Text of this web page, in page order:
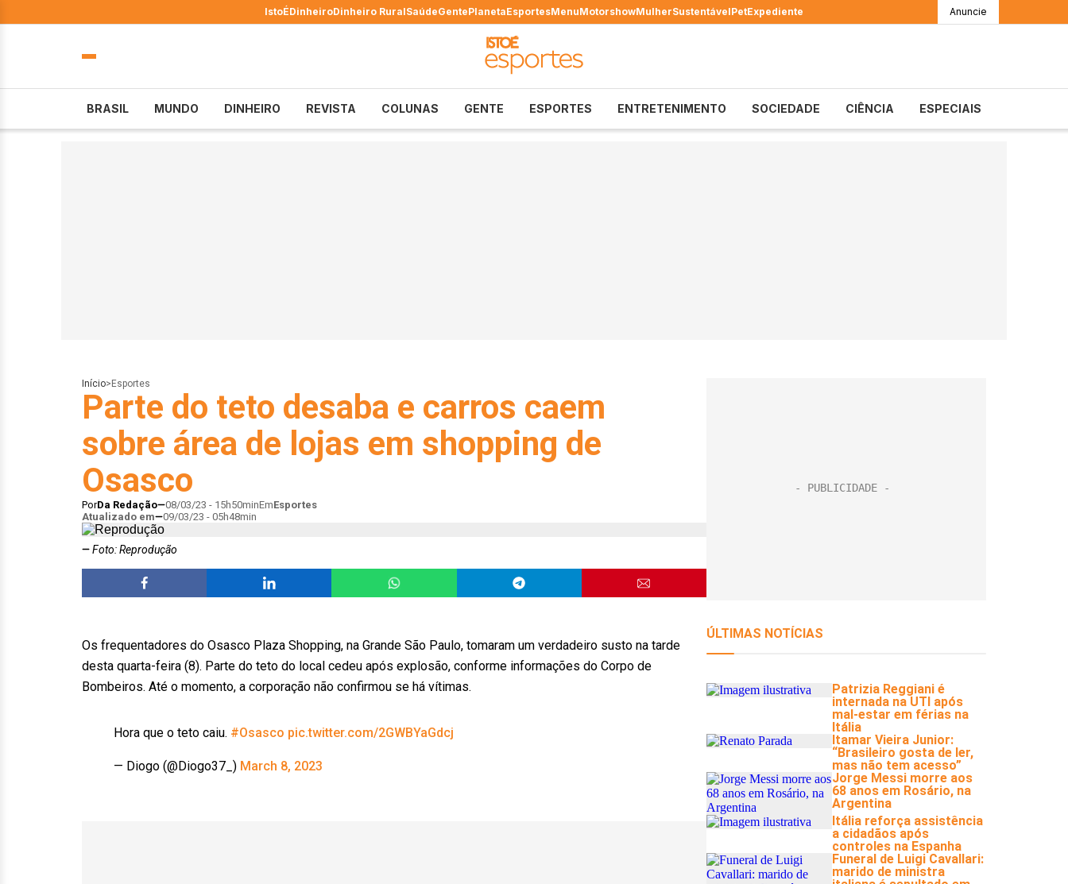
IstoÉDinheiroDinheiro RuralSaúdeGentePlanetaEsportesMenuMotorshowMulherSustentávelPetExpediente Anuncie
BRASIL MUNDO DINHEIRO REVISTA COLUNAS GENTE ESPORTES ENTRETENIMENTO SOCIEDADE CIÊNCIA ESPECIAIS
Início> Esportes
Parte do teto desaba e carros caem
sobre área de lojas em shopping de
Osasco
PorDa Redação 08/03/23 - 15h50minEmEsportes
Atualizado em
09/03/23 - 05h48min
Foto: Reprodução
Os frequentadores do Osasco Plaza Shopping, na Grande São Paulo, tomaram um verdadeiro susto na tarde
desta quarta-feira (8). Parte do teto do local cedeu após explosão, conforme informações do Corpo de
Bombeiros. Até o momento, a corporação não confirmou se há vítimas.
Hora que o teto caiu. #Osasco pic.twitter.com/2GWBYaGdcj
— Diogo (@Diogo37_) March 8, 2023